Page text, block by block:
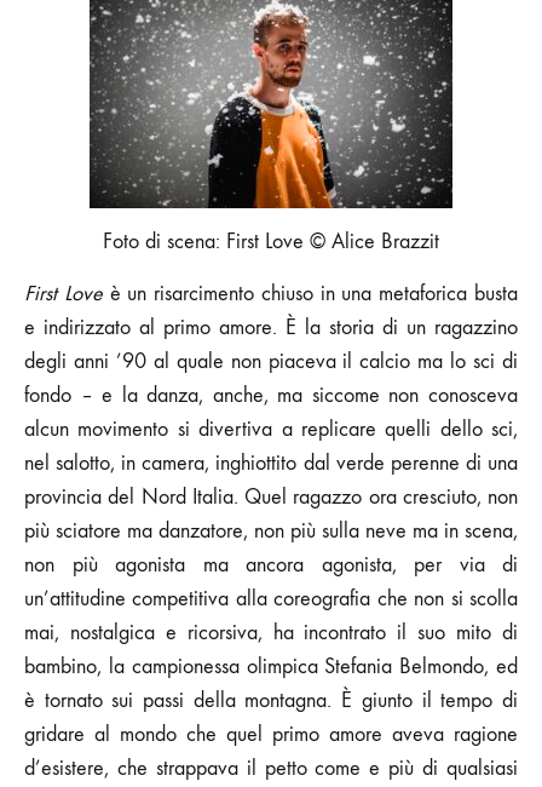
Foto di scena: First Love © Alice Brazzit
First Loveè un risarcimento chiuso in una metaforica busta
e indirizzato al primo amore. È la storia di un ragazzino
degli anni ’90 al quale non piaceva il calcio ma lo sci di
fondo – e la danza, anche, ma siccome non conosceva
alcun movimento si divertiva a replicare quelli dello sci,
nel salotto, in camera, inghiottito dal verde perenne di una
provincia del Nord Italia. Quel ragazzo ora cresciuto, non
più sciatore ma danzatore, non più sulla neve ma in scena,
non più agonista ma ancora agonista, per via di
un’attitudine competitiva alla coreografia che non si scolla
mai, nostalgica e ricorsiva, ha incontrato il suo mito di
bambino, la campionessa olimpica Stefania Belmondo, ed
è tornato sui passi della montagna. È giunto il tempo di
gridare al mondo che quel primo amore aveva ragione
d’esistere, che strappava il petto come e più di qualsiasi